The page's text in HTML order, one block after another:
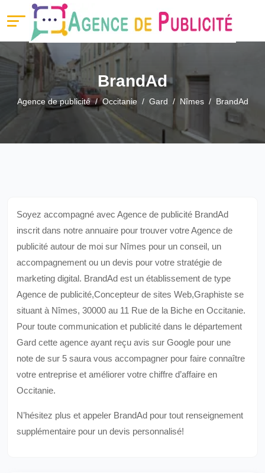
BrandAd
Agence de publicité Occitanie Gard Nîmes BrandAd
Soyez accompagné avec Agence de publicité BrandAd
inscrit dans notre annuaire pour trouver votre Agence de
publicité autour de moi sur Nîmes pour un conseil, un
accompagnement ou un devis pour votre stratégie de
marketing digital. BrandAd est un établissement de type
Agence de publicité,Concepteur de sites Web,Graphiste se
situant à Nîmes, 30000 au 11 Rue de la Biche en Occitanie.
Pour toute communication et publicité dans le département
Gard cette agence ayant reçu avis sur Google pour une
note de sur 5 saura vous accompagner pour faire connaître
votre entreprise et améliorer votre chiffre d’affaire en
Occitanie.
N’hésitez plus et appeler BrandAd pour tout renseignement
supplémentaire pour un devis personnalisé!